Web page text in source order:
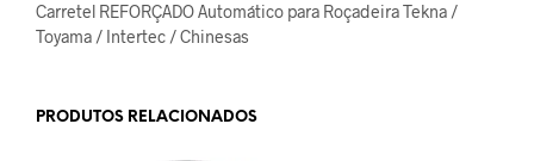
Carretel REFORÇADO Automático para Roçadeira Tekna /
Toyama / Intertec / Chinesas
PRODUTOS RELACIONADOS